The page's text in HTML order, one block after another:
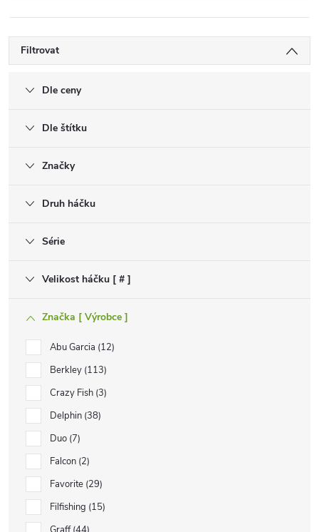
Filtrovat
Dle ceny
Dle štítku
Značky
Druh háčku
Série
Velikost háčku [ # ]
Značka [ Výrobce ]
Abu Garcia 12
Berkley 113
Crazy Fish 3
Delphin 38
Duo 7
Falcon 2
Favorite 29
Filfishing 15